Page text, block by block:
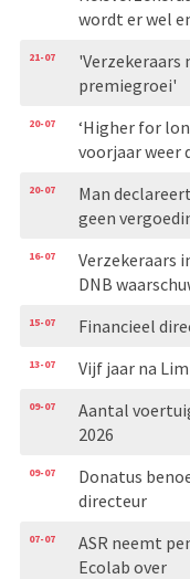
wordt er wel
21-07
'Verzekeraars
premiegroei'
20-07
‘Higher for
voorjaar weer
20-07
Man
geen
16-07
Verzekeraars
DNB
15-07 Financieel
13-07 Vijf jaar na
09-07
Aantal
2026
09-07
Donatus
directeur
07-07
ASR neemt
Ecolab over